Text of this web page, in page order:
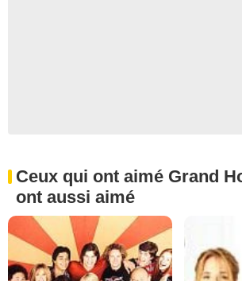
Ceux qui ont aimé Grand
ont aussi aimé